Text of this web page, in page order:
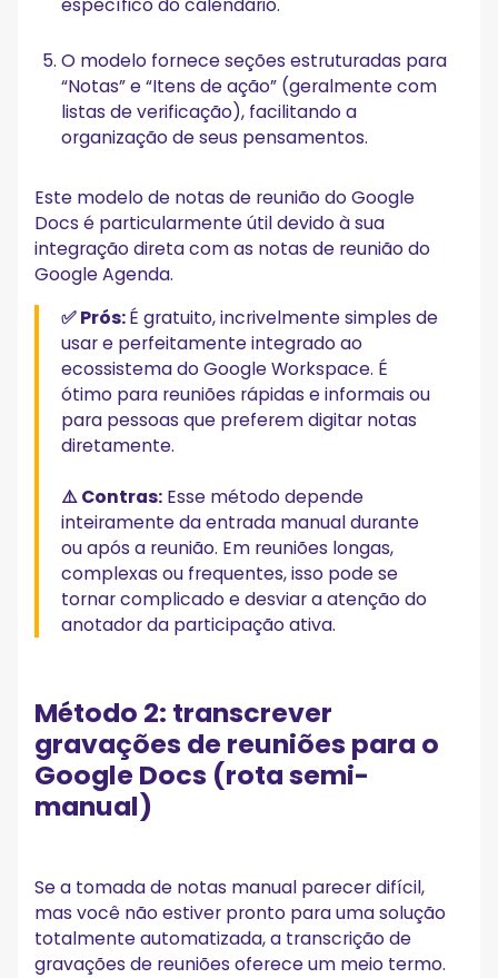
O modelo fornece seções estruturadas para
“Notas” e “Itens de ação” (geralmente com
listas de verificação), facilitando a
organização de seus pensamentos.
Este modelo de notas de reunião do Google
Docs é particularmente útil devido à sua
integração direta com as notas de reunião do
Google Agenda.
✅ Prós:É gratuito, incrivelmente simples de
usar e perfeitamente integrado ao
ecossistema do Google Workspace. É
ótimo para reuniões rápidas e informais ou
para pessoas que preferem digitar notas
diretamente.
⚠️ Contras: Esse método depende
inteiramente da entrada manual durante
ou após a reunião. Em reuniões longas,
complexas ou frequentes, isso pode se
tornar complicado e desviar a atenção do
anotador da participação ativa.
Método 2: transcrever
gravações de reuniões para o
Google Docs (rota semi-
manual)
Se a tomada de notas manual parecer difícil,
mas você não estiver pronto para uma solução
totalmente automatizada, a transcrição de
gravações de reuniões oferece um meio termo.